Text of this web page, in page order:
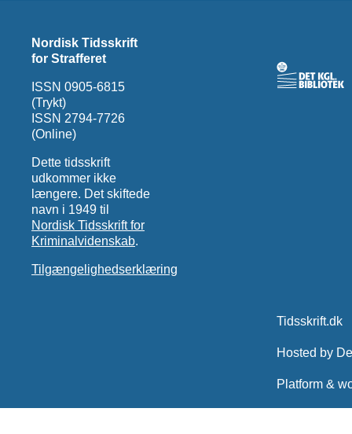
Nordisk Tidsskrift
for Strafferet
ISSN 0905-6815
(Trykt)
ISSN 2794-7726
(Online)
Dette tidsskrift
udkommer ikke
længere. Det skiftede
navn i 1949 til
Nordisk Tidsskrift for
Kriminalvidenskab.
Tilgængelighedserklæring